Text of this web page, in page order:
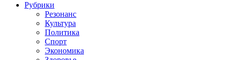
Рубрики
Резонанс
Культура
Политика
Спорт
Экономика